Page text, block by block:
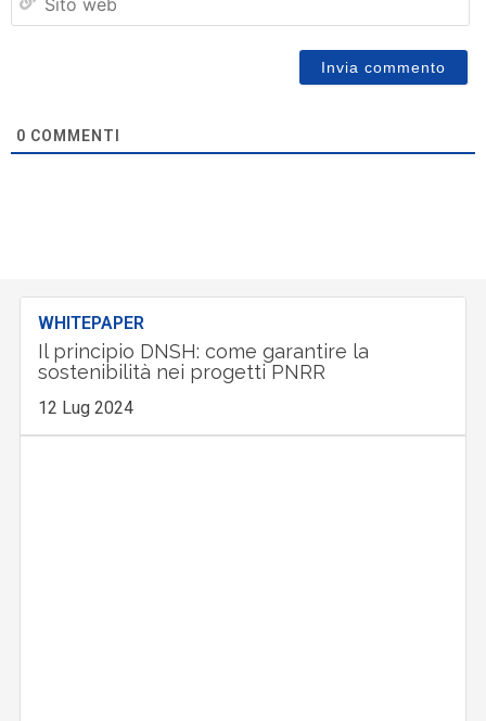
0 COMMENTI
WHITEPAPER
Il principio DNSH: come garantire la
sostenibilità nei progetti PNRR
12 Lug 2024